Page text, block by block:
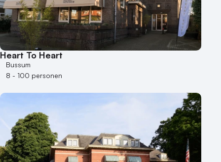
Heart To Heart
Bussum
8 - 100 personen